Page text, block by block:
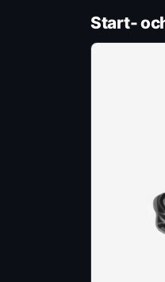
Start-